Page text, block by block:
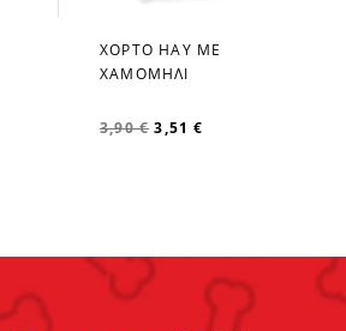
favorite_border
ΧΟΡΤΟ HAY ΜΕ
ΧΑΜΟΜΗΛΙ
3,90 € 3,51 €